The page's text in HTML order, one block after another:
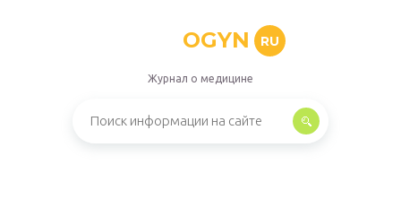
OGYN RU
Журнал о медицине